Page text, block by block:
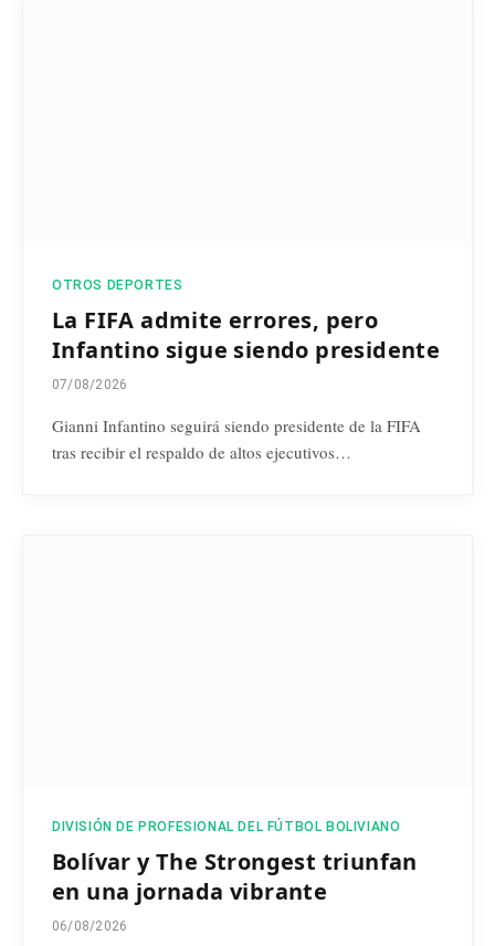
OTROS DEPORTES
La FIFA admite errores, pero
Infantino sigue siendo presidente
07/08/2026
Gianni Infantino seguirá siendo presidente de la FIFA
tras recibir el respaldo de altos ejecutivos…
DIVISIÓN DE PROFESIONAL DEL FÚTBOL BOLIVIANO
Bolívar y The Strongest triunfan
en una jornada vibrante
06/08/2026